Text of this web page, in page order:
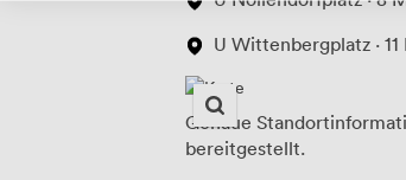
U Wittenbergplatz ·
Genaue
bereitgestellt.